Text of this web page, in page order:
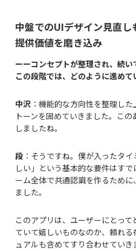
中盤でのUIデザイン見直し
提供価値を磨き込み
ーーコンセプトが整理され、続い
この段階では、どのように進めて
中沢 ：機能的な方向性を整理し
トーンを固めていきました。こ
しましたね。
段 ：そうですね。僕が入ったタ
しい」という基本的な要件はす
ーム全体で共通認識を作るため
ました。
このアプリは、ユーザーにとっ
ていて嬉しいものなのか、頼れ
ュアルも含めてすり合わせていき